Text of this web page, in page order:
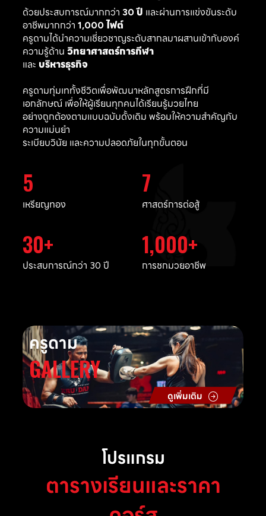
ด้วยประสบการณ์มากกว่า 30 ปี และผ่านการแข่งขันระดับ
อาชีพมากกว่า 1,000 ไฟต์
ครูดามได้นำความเชี่ยวชาญระดับสากลมาผสานเข้ากับองค์
ความรู้ด้าน วิทยาศาสตร์การกีฬา
และ บริหารธุรกิจ
ครูดามทุ่มเททั้งชีวิตเพื่อพัฒนาหลักสูตรการฝึกที่มี
เอกลักษณ์ เพื่อให้ผู้เรียนทุกคนได้เรียนรู้มวยไทย
อย่างถูกต้องตามแบบฉบับดั้งเดิม พร้อมให้ความสำคัญกับ
ความแม่นยำ
ระเบียบวินัย และความปลอดภัยในทุกขั้นตอน
5
เหรียญทอง
7
ศาสตร์การต่อสู้
30
ประสบการณ์กว่า 30 ปี
1,000
การชกมวยอาชีพ
ครูดาม
GALLERY
ดูเพิ่มเติม
โปรแกรม
ตารางเรียนและราคา